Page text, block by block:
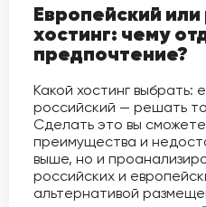
Европейский
хостинг: чему
предпочтение?
Какой хостинг выбрать:
российский — решать
Сделать это вы
преимущества и
выше, но и
российских и
альтернативой